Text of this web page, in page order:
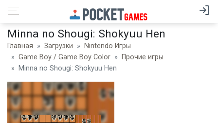
Minna no Shougi: Shokyuu Hen
Главная Загрузки
Nintendo Игры
Game Boy / Game Boy Color
Прочие игры
Minna no Shougi: Shokyuu Hen